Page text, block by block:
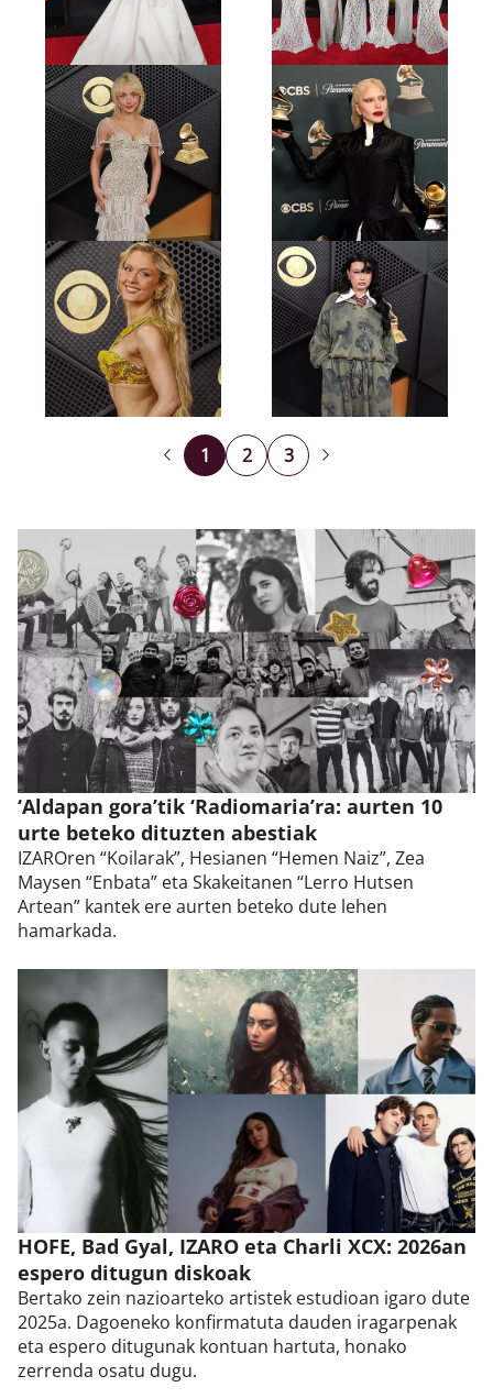
1 2 3
‘Aldapan gora’tik ‘Radiomaria’ra: aurten 10
urte beteko dituzten abestiak
IZAROren “Koilarak”, Hesianen “Hemen Naiz”, Zea
Maysen “Enbata” eta Skakeitanen “Lerro Hutsen
Artean” kantek ere aurten beteko dute lehen
hamarkada.
HOFE, Bad Gyal, IZARO eta Charli XCX: 2026an
espero ditugun diskoak
Bertako zein nazioarteko artistek estudioan igaro dute
2025a. Dagoeneko konfirmatuta dauden iragarpenak
eta espero ditugunak kontuan hartuta, honako
zerrenda osatu dugu.